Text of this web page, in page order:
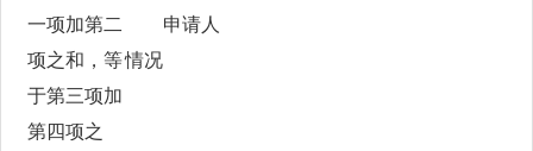
一项加第二
项之和，等
于第三项加
第四项之
申请人
情况